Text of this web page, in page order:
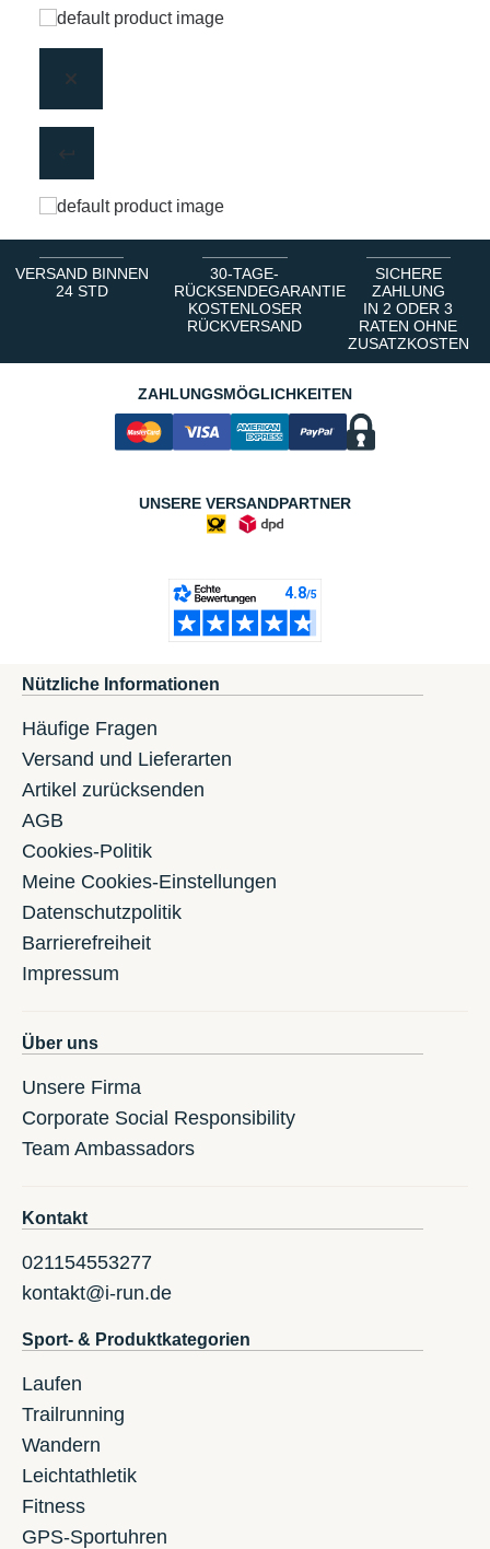
VERSAND BINNEN
24 STD
30-TAGE-
RÜCKSENDEGARANTIE
KOSTENLOSER
RÜCKVERSAND
SICHERE
ZAHLUNG
IN 2 ODER 3
RATEN OHNE
ZUSATZKOSTEN
ZAHLUNGSMÖGLICHKEITEN
UNSERE VERSANDPARTNER
Nützliche Informationen
Häufige Fragen
Versand und Lieferarten
Artikel zurücksenden
AGB
Cookies-Politik
Meine Cookies-Einstellungen
Datenschutzpolitik
Barrierefreiheit
Impressum
Über uns
Unsere Firma
Corporate Social Responsibility
Team Ambassadors
Kontakt
021154553277
kontakt@i-run.de
Sport- & Produktkategorien
Laufen
Trailrunning
Wandern
Leichtathletik
Fitness
GPS-Sportuhren